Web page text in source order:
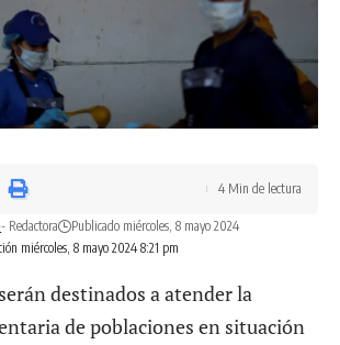
miércoles, 8 mayo 2024 8:21 pm
- Redactora Publicado miércoles, 8 mayo 2024
4 Min de lectura
destinados a atender la
de poblaciones en situación